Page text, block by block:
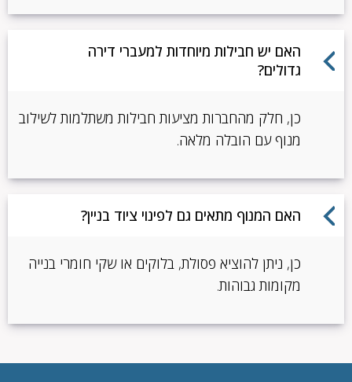
האם יש חבילות מיוחדות למעברי דירה
גדולים?
כן, חלק מהחברות מציעות חבילות משתלמות לשילוב
מנוף עם הובלה מלאה.
האם המנוף מתאים גם לפינוי ציוד בניין?
כן, ניתן להוציא פסולת, בלוקים או שקי חומרי בנייה
מקומות גבוהות.